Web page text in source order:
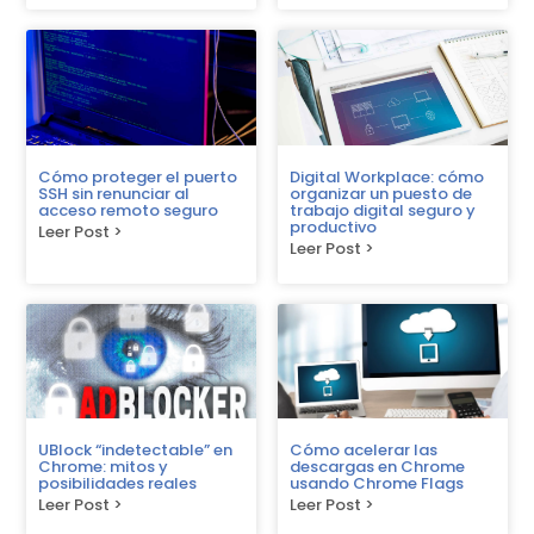
Cómo proteger el puerto
SSH sin renunciar al
acceso remoto seguro
Leer Post >
Digital Workplace: cómo
organizar un puesto de
trabajo digital seguro y
productivo
Leer Post >
UBlock “indetectable” en
Chrome: mitos y
posibilidades reales
Leer Post >
Cómo acelerar las
descargas en Chrome
usando Chrome Flags
Leer Post >